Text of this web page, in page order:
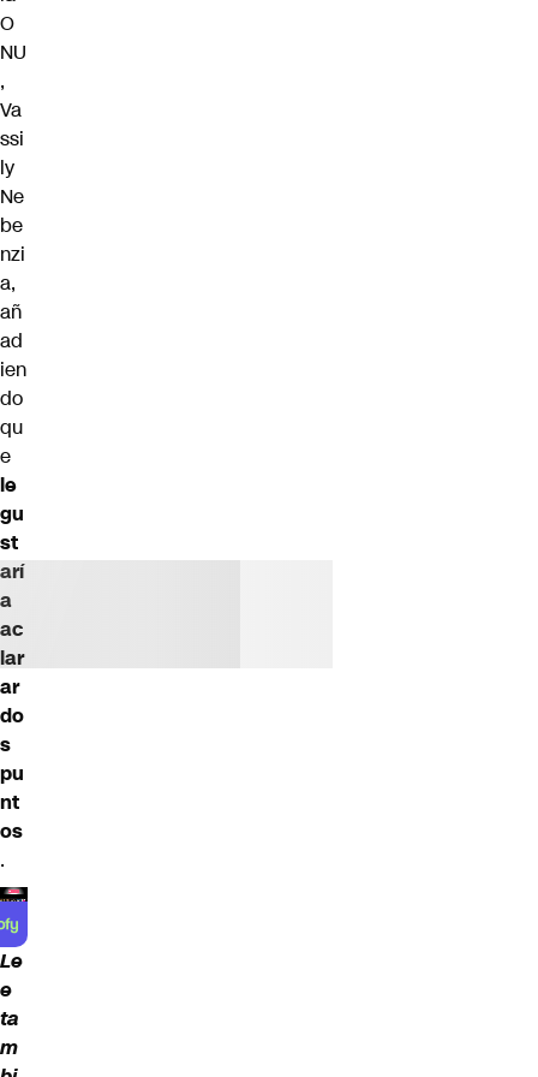
O
NU
,
Va
ssi
ly
Ne
be
nzi
a,
añ
ad
ien
do
qu
e
le
gu
st
arí
a
ac
lar
ar
do
s
pu
nt
os
.
Le
e
ta
m